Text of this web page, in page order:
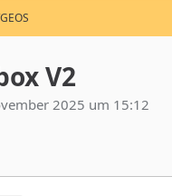
V2
2025 um 15:12